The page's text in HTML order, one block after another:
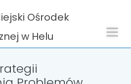
Ośrodek
w Helu